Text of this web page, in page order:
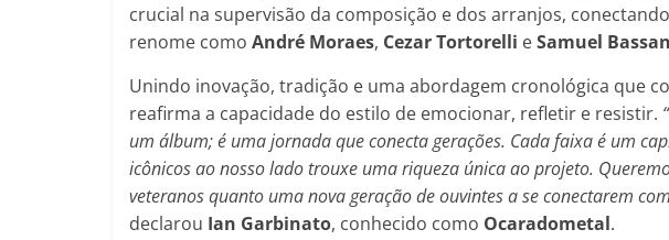
crucial na supervisão da composição e dos arranjos,
renome como André Moraes, Cezar Tortorelli eSamuel
Unindo inovação, tradição e uma abordagem cronológica que
reafirma a capacidade do estilo de emocionar, refletir e resistir.
um álbum; é uma jornada que conecta gerações. Cada faixa é um
icônicos ao nosso lado trouxe uma riqueza única ao projeto.
veteranos quanto uma nova geração de ouvintes a se conectarem
declarou Ian Garbinato, conhecido como Ocaradometal.